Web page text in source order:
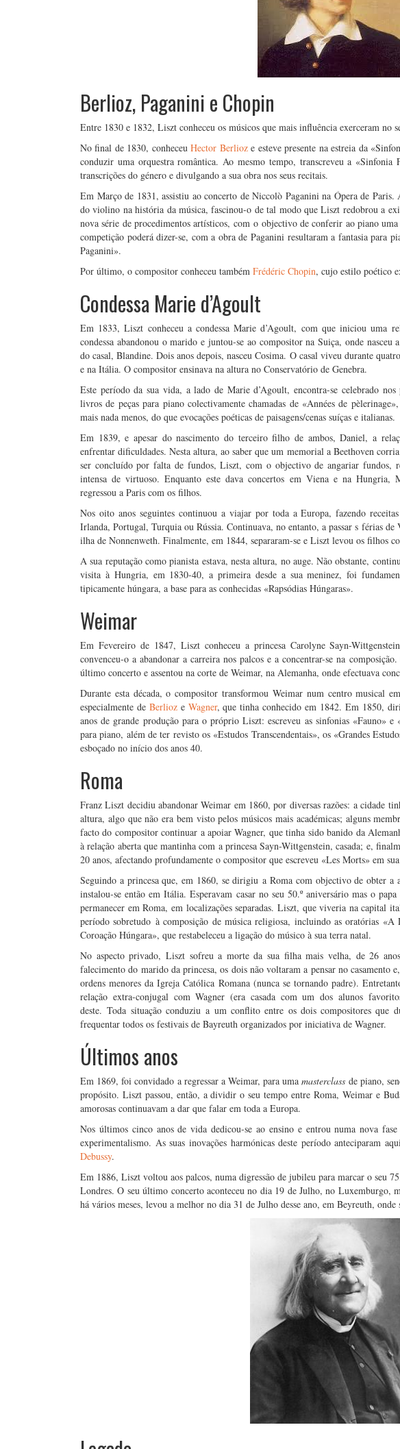
Berlioz, Paganini e Chopin
Entre 1830 e 1832, Liszt conheceu os músicos que mais influência exerceram no
No final de 1830, conheceuHector Berlioze esteve presente na estreia da
conduzir uma orquestra romântica. Ao mesmo tempo, transcreveu a
transcrições do género e divulgando a sua obra nos seus recitais.
Em Março de 1831, assistiu ao concerto de Niccolò Paganini na Ópera de
do violino na história da música, fascinou-o de tal modo que Liszt redobrou a
nova série de procedimentos artísticos, com o objectivo de conferir ao piano
competição poderá dizer-se, com a obra de Paganini resultaram a fantasia para
Paganini».
Por último, o compositor conheceu também Frédéric Chopin, cujo estilo poético
Condessa Marie d’Agoult
Em 1833, Liszt conheceu a condessa Marie d’Agoult, com que iniciou uma
condessa abandonou o marido e juntou-se ao compositor na Suiça, onde nasceu
do casal, Blandine. Dois anos depois, nasceu Cosima. O casal viveu durante
e na Itália. O compositor ensinava na altura no Conservatório de Genebra.
Este período da sua vida, a lado de Marie d’Agoult, encontra-se celebrado
livros de peças para piano colectivamente chamadas de «Années de
mais nada menos, do que evocações poéticas de paisagens/cenas suíças e italianas.
Em 1839, e apesar do nascimento do terceiro filho de ambos, Daniel, a
enfrentar dificuldades. Nesta altura, ao saber que um memorial a Beethoven
ser concluído por falta de fundos, Liszt, com o objectivo de angariar fundos,
intensa de virtuoso. Enquanto este dava concertos em Viena e na Hungria,
regressou a Paris com os filhos.
Nos oito anos seguintes continuou a viajar por toda a Europa, fazendo
Irlanda, Portugal, Turquia ou Rússia. Continuava, no entanto, a passar s férias de
ilha de Nonnenweth. Finalmente, em 1844, separaram-se e Liszt levou os filhos
A sua reputação como pianista estava, nesta altura, no auge. Não obstante,
visita à Hungria, em 1830-40, a primeira desde a sua meninez, foi
tipicamente húngara, a base para as conhecidas «Rapsódias Húngaras».
Weimar
Em Fevereiro de 1847, Liszt conheceu a princesa Carolyne Sayn-
convenceu-o a abandonar a carreira nos palcos e a concentrar-se na
último concerto e assentou na corte de Weimar, na Alemanha, onde efectuava
Durante esta década, o compositor transformou Weimar num centro musical
especialmente de Berlioze Wagner, que tinha conhecido em 1842. Em 1850,
anos de grande produção para o próprio Liszt: escreveu as sinfonias «Fauno»
para piano, além de ter revisto os «Estudos Transcendentais», os «Grandes
esboçado no início dos anos 40.
Roma
Franz Liszt decidiu abandonar Weimar em 1860, por diversas razões: a cidade
altura, algo que não era bem visto pelos músicos mais académicas; alguns
facto do compositor continuar a apoiar Wagner, que tinha sido banido da
à relação aberta que mantinha com a princesa Sayn-Wittgenstein, casada; e,
20 anos, afectando profundamente o compositor que escreveu «Les Morts» em
Seguindo a princesa que, em 1860, se dirigiu a Roma com objectivo de obter a
instalou-se então em Itália. Esperavam casar no seu 50.º aniversário mas o
permanecer em Roma, em localizações separadas. Liszt, que viveria na capital
período sobretudo à composição de música religiosa, incluindo as oratórias
Coroação Húngara», que restabeleceu a ligação do músico à sua terra natal.
No aspecto privado, Liszt sofreu a morte da sua filha mais velha, de 26
falecimento do marido da princesa, os dois não voltaram a pensar no casamento
ordens menores da Igreja Católica Romana (nunca se tornando padre).
relação extra-conjugal com Wagner (era casada com um dos alunos
deste. Toda situação conduziu a um conflito entre os dois compositores que
frequentar todos os festivais de Bayreuth organizados por iniciativa de Wagner.
Últimos anos
Em 1869, foi convidado a regressar a Weimar, para umamasterclass de piano,
propósito. Liszt passou, então, a dividir o seu tempo entre Roma, Weimar e
amorosas continuavam a dar que falar em toda a Europa.
Nos últimos cinco anos de vida dedicou-se ao ensino e entrou numa nova
experimentalismo. As suas inovações harmónicas deste período anteciparam
Debussy.
Em 1886, Liszt voltou aos palcos, numa digressão de jubileu para marcar o seu
Londres. O seu último concerto aconteceu no dia 19 de Julho, no Luxemburgo,
há vários meses, levou a melhor no dia 31 de Julho desse ano, em Beyreuth,